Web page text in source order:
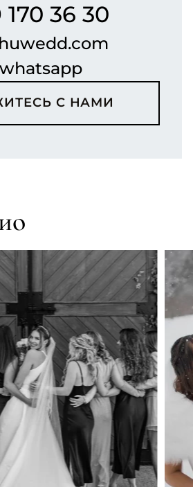
170 36 30
whatsapp
С НАМИ